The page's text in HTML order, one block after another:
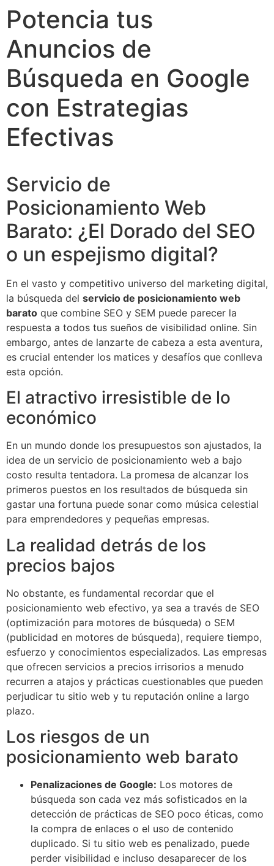
Potencia tus
Anuncios de
Búsqueda en Google
con Estrategias
Efectivas
Servicio de
Posicionamiento Web
Barato: ¿El Dorado del SEO
o un espejismo digital?
En el vasto y competitivo universo del marketing digital,
la búsqueda del servicio de posicionamiento web
barato que combine SEO y SEM puede parecer la
respuesta a todos tus sueños de visibilidad online. Sin
embargo, antes de lanzarte de cabeza a esta aventura,
es crucial entender los matices y desafíos que conlleva
esta opción.
El atractivo irresistible de lo
económico
En un mundo donde los presupuestos son ajustados, la
idea de un servicio de posicionamiento web a bajo
costo resulta tentadora. La promesa de alcanzar los
primeros puestos en los resultados de búsqueda sin
gastar una fortuna puede sonar como música celestial
para emprendedores y pequeñas empresas.
La realidad detrás de los
precios bajos
No obstante, es fundamental recordar que el
posicionamiento web efectivo, ya sea a través de SEO
(optimización para motores de búsqueda) o SEM
(publicidad en motores de búsqueda), requiere tiempo,
esfuerzo y conocimientos especializados. Las empresas
que ofrecen servicios a precios irrisorios a menudo
recurren a atajos y prácticas cuestionables que pueden
perjudicar tu sitio web y tu reputación online a largo
plazo.
Los riesgos de un
posicionamiento web barato
Penalizaciones de Google: Los motores de
búsqueda son cada vez más sofisticados en la
detección de prácticas de SEO poco éticas, como
la compra de enlaces o el uso de contenido
duplicado. Si tu sitio web es penalizado, puede
perder visibilidad e incluso desaparecer de los